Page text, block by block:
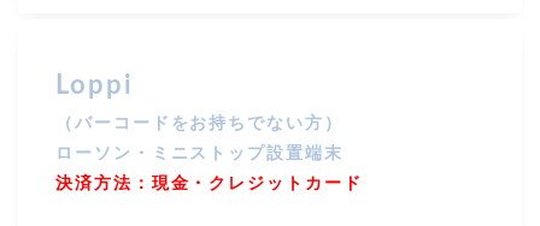
Loppi
（バーコードをお持ちでない方）
ローソン・ミニストップ設置端末
決済方法：現金・クレジットカード